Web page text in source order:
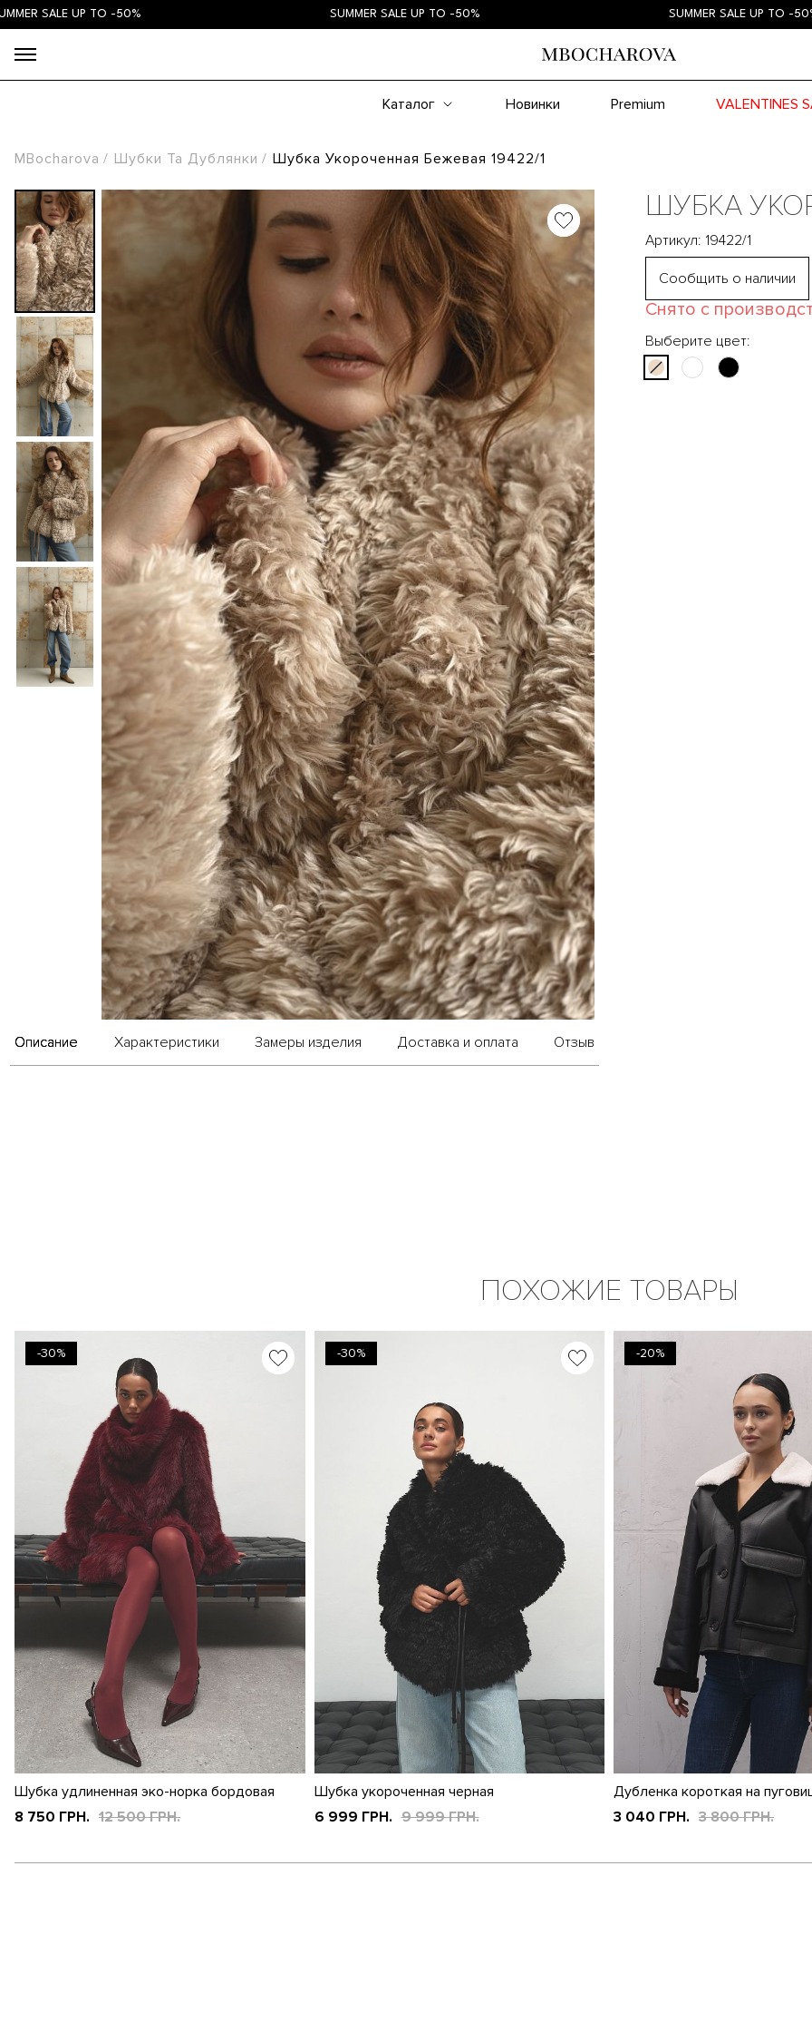
UP TO -50% SUMMER SALE UP TO -50% SUMMER SALE UP TO -50%
Каталог Новинки Premium VALENTINES
MBocharova Шубки Та Дублянки Шубка Укороченная Бежевая 19422/1
Описание Характеристики Замеры изделия Доставка и оплата Отзыв
ШУБКА
Артикул: 19422/1
Сообщить о наличии
Снято с
Выберите цвет:
ПОХОЖИЕ ТОВАРЫ
-30%
Шубка удлиненная эко-норка бордовая
8 750 ГРН. 12 500 ГРН.
-30%
Шубка укороченная черная
6 999 ГРН. 9 999 ГРН.
-20%
Дубленка короткая на
3 040 ГРН. 3 800 ГРН.